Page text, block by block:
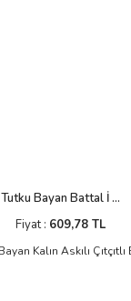
Tutku Bayan Battal İ ...
Fiyat : 609,78 TL